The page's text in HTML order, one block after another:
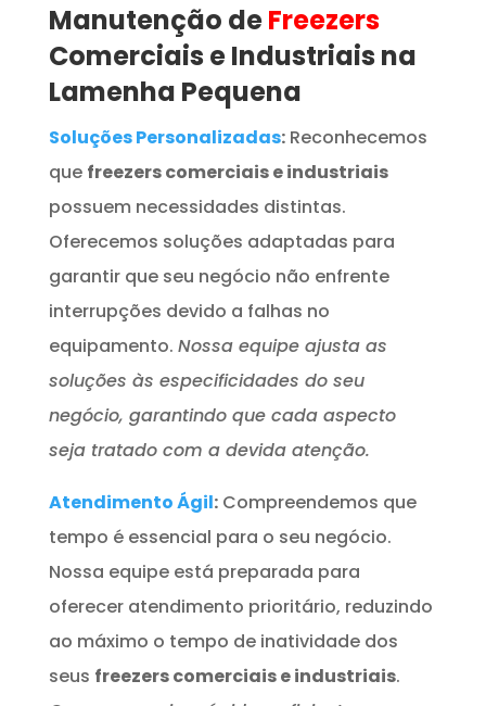
Manutenção deFreezers
Comerciais e Industriais na
Lamenha Pequena
Soluções Personalizadas:Reconhecemos
que freezers comerciais e industriais
possuem necessidades distintas.
Oferecemos soluções adaptadas para
garantir que seu negócio não enfrente
interrupções devido a falhas no
equipamento. Nossa equipe ajusta as
soluções às especificidades do seu
negócio, garantindo que cada aspecto
seja tratado com a devida atenção.
Atendimento Ágil:Compreendemos que
tempo é essencial para o seu negócio.
Nossa equipe está preparada para
oferecer atendimento prioritário, reduzindo
ao máximo o tempo de inatividade dos
seus freezers comerciais e industriais.